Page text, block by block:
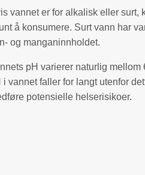
vannet er for alkalisk eller surt,
å konsumere. Surt vann har
og manganinnholdet.
pH varierer naturlig
i vannet faller for langt utenfor
potensielle helserisikoer.